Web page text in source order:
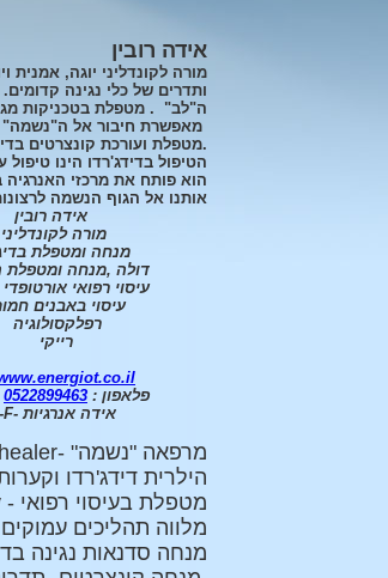
אידה רובין
מורה לקונדליני יוגה, אמנית
ותדרים של כלי נגינה
ה"לב" . מטפלת בטכניקות מגע,
מאפשרת חיבור אל ה"נשמה"
.מטפלת ועורכת קונצרטים
הטיפול בדידג'רדו הינו
הוא פותח את מרכזי האנרגיה
אותנו אל הגוף הנשמה
אידה רובין
מורה לקונדליני
מנחה ומטפלת
דולה ,מנחה ומטפלת
עיסוי רפואי אורטופדי
עיסוי באבנים
רפלקסולוגיה
רייקי
פלאפון : 0522899463
אידה אנרגיות -F
-
מרפאה "נשמה" -soul healer
הילרית דידג'רדו
מטפלת בעיסוי רפואי - Trigger Point Therapy
מלווה תהליכים
מנחה סדנאות נגינה